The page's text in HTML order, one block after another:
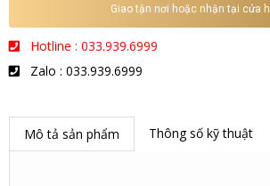
Giao tận nơi hoặc nhận tại cửa
Hotline : 033.939.6999
Zalo : 033.939.6999
Mô tả sản phẩm Thông số kỹ thuật